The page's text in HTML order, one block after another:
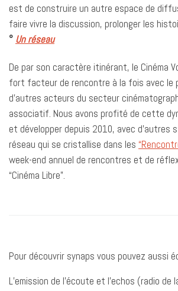
est de construire un autre espace de
faire vivre la discussion, prolonger les
° Un réseau
De par son caractère itinérant, le Cinéma
fort facteur de rencontre à la fois avec le
d’autres acteurs du secteur
associatif. Nous avons profité de cette
et développer depuis 2010, avec d’autres
réseau qui se cristallise dans les
week-end annuel de rencontres et de
“Cinéma Libre”.
Pour découvrir synaps vous pouvez aussi
L’emission de l’écoute et l’echos (radio de